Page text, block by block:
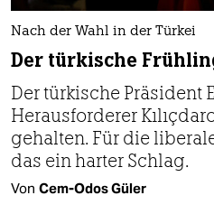
Nach der Wahl in der Türkei
Der türkische
Der türkische Präsident
Herausforderer
gehalten. Für die
das ein harter Schlag.
Von Cem-Odos Güler